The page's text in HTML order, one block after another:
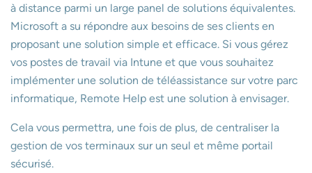
à distance parmi un large panel de solutions équivalentes.
Microsoft a su répondre aux besoins de ses clients en
proposant une solution simple et efficace. Si vous gérez
vos postes de travail via Intune et que vous souhaitez
implémenter une solution de téléassistance sur votre parc
informatique, Remote Help est une solution à envisager.
Cela vous permettra, une fois de plus, de centraliser la
gestion de vos terminaux sur un seul et même portail
sécurisé.